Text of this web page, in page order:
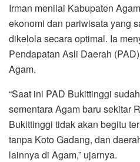
Irman menilai Kabupaten
ekonomi dan pariwisata yang
dikelola secara optimal. Ia
Pendapatan Asli Daerah
Agam.
“Saat ini PAD Bukittinggi
sementara Agam baru sekitar
Bukittinggi tidak akan begitu
tanpa Koto Gadang, dan
lainnya di Agam,” ujarnya.